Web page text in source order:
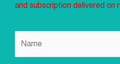
and subscription delivered on